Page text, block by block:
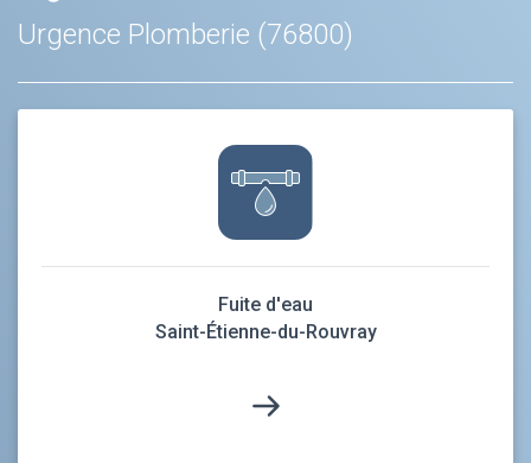
Urgence Plomberie (76800)
Fuite d'eau
Saint-Étienne-du-Rouvray